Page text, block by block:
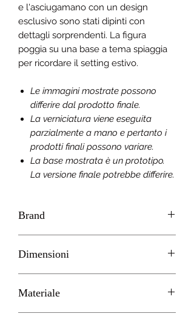
e l'asciugamano con un design
esclusivo sono stati dipinti con
dettagli sorprendenti. La figura
poggia su una base a tema spiaggia
per ricordare il setting estivo.
Le immagini mostrate possono
differire dal prodotto finale.
La verniciatura viene eseguita
parzialmente a mano e pertanto i
prodotti finali possono variare.
La base mostrata è un prototipo.
La versione finale potrebbe differire.
Brand
Dimensioni
Materiale